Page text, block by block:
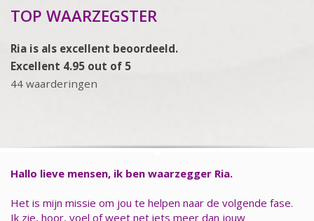
TOP WAARZEGSTER
Ria is als excellent beoordeeld.
Excellent 4.95 out of 5
44 waarderingen
Hallo lieve mensen, ik ben waarzegger Ria.
Het is mijn missie om jou te helpen naar de volgende fase.
Ik zie, hoor, voel of weet net iets meer dan jouw